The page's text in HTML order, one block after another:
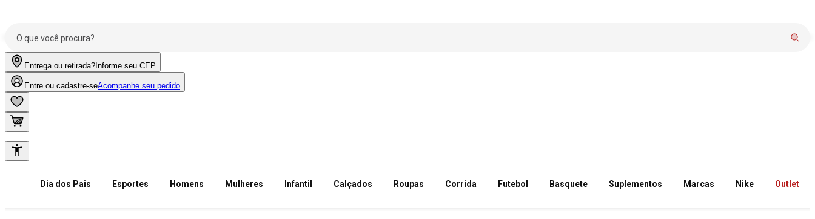
Entrega ou retirada? Informe seu CEP
Entre ou cadastre-seAcompanhe seu pedido
Dia dos Pais Esportes Homens Mulheres Infantil Calçados Roupas Corrida Futebol Basquete Suplementos Marcas Nike Outlet